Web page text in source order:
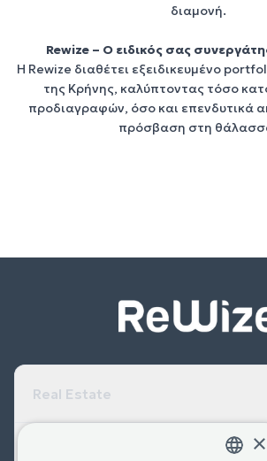
διαμονή.
Rewize – Ο ειδικός σας
Η Rewize διαθέτει εξειδικευμένο
της Κρήνης, καλύπτοντας τόσο
προδιαγραφών, όσο και επενδυτικά
πρόσβαση στη
Real Estate
×